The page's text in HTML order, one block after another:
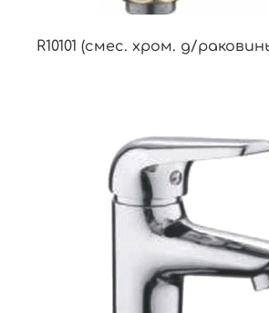
R10101 (смес. хром. д/